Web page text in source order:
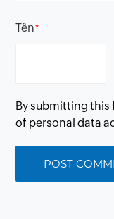
Tên*
By submitting this
of personal data